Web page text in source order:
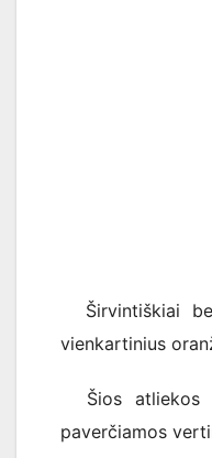
Širvintiškiai be
vienkartinius
Šios atliekos
paverčiamos